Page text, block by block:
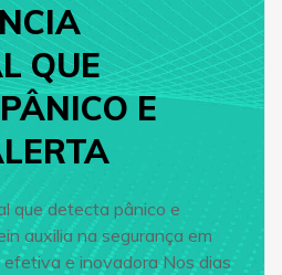
QUE
E
que detecta pânico e
auxilia na segurança em
e inovadora Nos dias